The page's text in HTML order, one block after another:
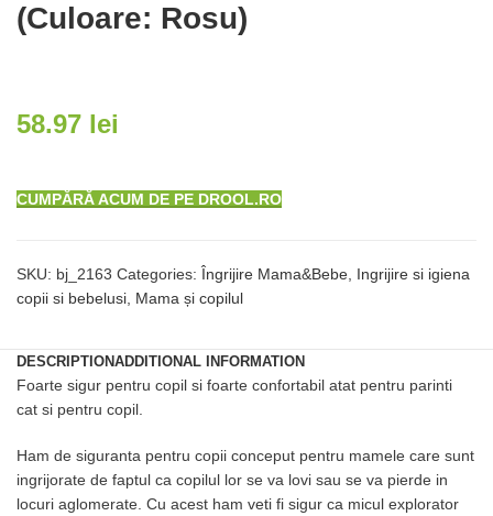
(Culoare: Rosu)
58.97 lei
CUMPĂRĂ ACUM DE PE DROOL.RO
SKU: bj_2163 Categories: Îngrijire Mama&Bebe, Ingrijire si igiena
copii si bebelusi, Mama și copilul
DESCRIPTIONADDITIONAL INFORMATION
Foarte sigur pentru copil si foarte confortabil atat pentru parinti
cat si pentru copil.
Ham de siguranta pentru copii conceput pentru mamele care sunt
ingrijorate de faptul ca copilul lor se va lovi sau se va pierde in
locuri aglomerate. Cu acest ham veti fi sigur ca micul explorator